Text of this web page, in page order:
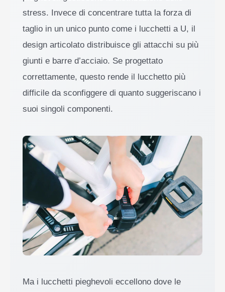
stress. Invece di concentrare tutta la forza di
taglio in un unico punto come i lucchetti a U, il
design articolato distribuisce gli attacchi su più
giunti e barre d’acciaio. Se progettato
correttamente, questo rende il lucchetto più
difficile da sconfiggere di quanto suggeriscano i
suoi singoli componenti.
Ma i lucchetti pieghevoli eccellono dove le